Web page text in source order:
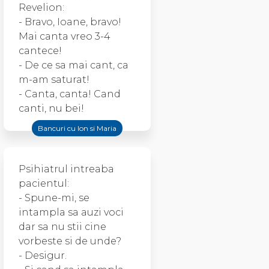
Revelion:
- Bravo, Ioane, bravo!
Mai canta vreo 3-4
cantece!
- De ce sa mai cant, ca
m-am saturat!
- Canta, canta! Cand
canti, nu bei!
Bancuri cu Ion si Maria
Psihiatrul intreaba
pacientul:
- Spune-mi, se
intampla sa auzi voci
dar sa nu stii cine
vorbeste si de unde?
- Desigur.